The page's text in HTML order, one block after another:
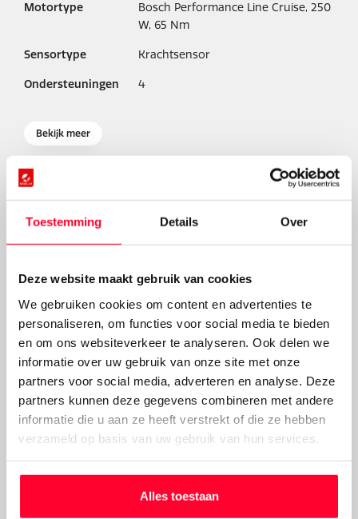
Toestemming Details Over
Deze website maakt gebruik van cookies
We gebruiken cookies om content en advertenties te
personaliseren, om functies voor social media te bieden
en om ons websiteverkeer te analyseren. Ook delen we
informatie over uw gebruik van onze site met onze
partners voor social media, adverteren en analyse. Deze
partners kunnen deze gegevens combineren met andere
informatie die u aan ze heeft verstrekt of die ze hebben
verzameld op basis van uw gebruik van hun services.
Alles toestaan
Motortype
Bosch Performance Line Cruise, 250
W, 65 Nm
Sensortype Krachtsensor
Ondersteuningen 4
Bekijk meer
Een revolutie in MTB land